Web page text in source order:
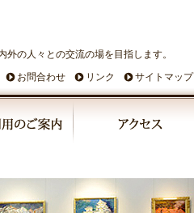
の人々との交流の場を目指します。
サイトマップ
リンク
お問合わせ